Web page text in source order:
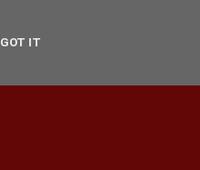
GOT IT